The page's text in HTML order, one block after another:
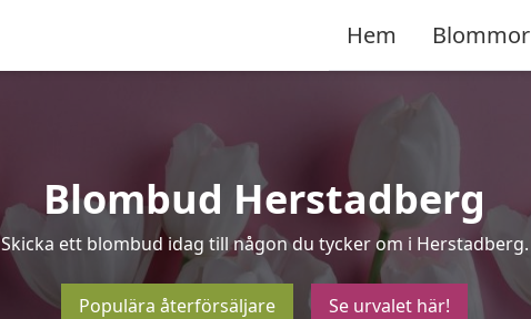
Hem Blommor
Blombud Herstadberg
Skicka ett blombud idag till någon du tycker om i Herstadberg.
Populära återförsäljare Se urvalet här!